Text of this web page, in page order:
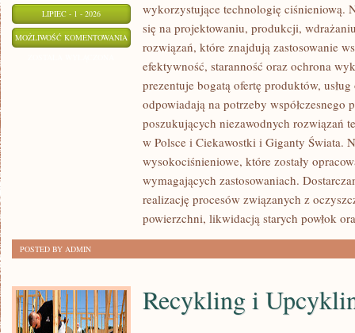
LIPIEC - 1 - 2026
MOŻLIWOŚĆ KOMENTOWANIA ŚRODOWISKO
ZRÓWNOWAŻONY
wykorzystujące technologię ciśnieniową.
się na projektowaniu, produkcji,
rozwiązań, które znajdują zastosowanie
efektywność, staranność oraz ochrona
prezentuje bogatą ofertę produktów,
odpowiadają na potrzeby współczesnego
poszukujących niezawodnych rozwiązań
w Polsce i Ciekawostki i Giganty Świata.
wysokociśnieniowe, które zostały
wymagających zastosowaniach.
realizację procesów związanych z
powierzchni, likwidacją starych powłok
POSTED BY ADMIN
Recykling i